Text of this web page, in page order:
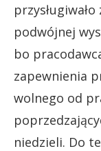
podwójnej
bo
zapewnienia
wolnego od
niedzieli. Do